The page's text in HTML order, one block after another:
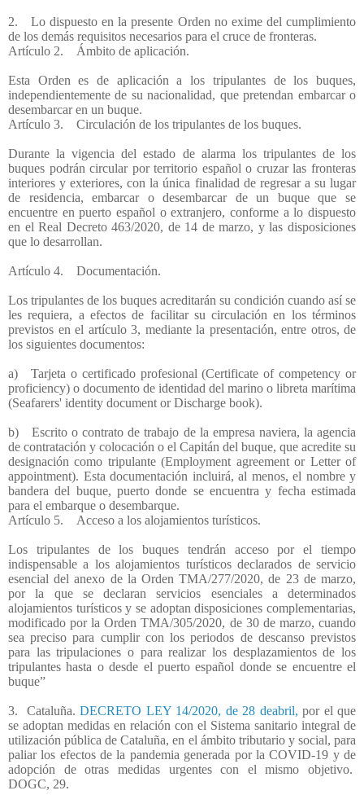
2. Lo dispuesto en la presente Orden no exime del cumplimiento
de los demás requisitos necesarios para el cruce de fronteras.
Artículo 2. Ámbito de aplicación.
Esta Orden es de aplicación a los tripulantes de los buques,
independientemente de su nacionalidad, que pretendan embarcar o
desembarcar en un buque.
Artículo 3. Circulación de los tripulantes de los buques.
Durante la vigencia del estado de alarma los tripulantes de los
buques podrán circular por territorio español o cruzar las fronteras
interiores y exteriores, con la única finalidad de regresar a su lugar
de residencia, embarcar o desembarcar de un buque que se
encuentre en puerto español o extranjero, conforme a lo dispuesto
en el Real Decreto 463/2020, de 14 de marzo, y las disposiciones
que lo desarrollan.
Artículo 4. Documentación.
Los tripulantes de los buques acreditarán su condición cuando así se
les requiera, a efectos de facilitar su circulación en los términos
previstos en el artículo 3, mediante la presentación, entre otros, de
los siguientes documentos:
a) Tarjeta o certificado profesional (Certificate of competency or
proficiency) o documento de identidad del marino o libreta marítima
(Seafarers' identity document or Discharge book).
b) Escrito o contrato de trabajo de la empresa naviera, la agencia
de contratación y colocación o el Capitán del buque, que acredite su
designación como tripulante (Employment agreement or Letter of
appointment). Esta documentación incluirá, al menos, el nombre y
bandera del buque, puerto donde se encuentra y fecha estimada
para el embarque o desembarque.
Artículo 5. Acceso a los alojamientos turísticos.
Los tripulantes de los buques tendrán acceso por el tiempo
indispensable a los alojamientos turísticos declarados de servicio
esencial del anexo de la Orden TMA/277/2020, de 23 de marzo,
por la que se declaran servicios esenciales a determinados
alojamientos turísticos y se adoptan disposiciones complementarias,
modificado por la Orden TMA/305/2020, de 30 de marzo, cuando
sea preciso para cumplir con los periodos de descanso previstos
para las tripulaciones o para realizar los desplazamientos de los
tripulantes hasta o desde el puerto español donde se encuentre el
buque”
3. Cataluña.DECRETO LEY 14/2020, de 28 deabril, por el que
se adoptan medidas en relación con el Sistema sanitario integral de
utilización pública de Cataluña, en el ámbito tributario y social, para
paliar los efectos de la pandemia generada por la COVID-19 y de
adopción de otras medidas urgentes con el mismo objetivo.
DOGC, 29.